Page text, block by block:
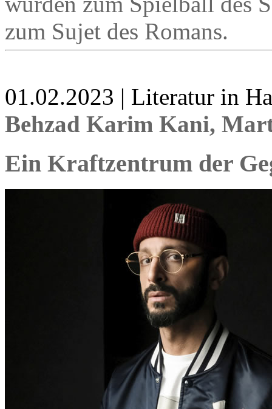
zum Sujet des Romans.
01.02.2023 | Literatur in
Behzad Karim Kani,
Ein Kraftzentrum der